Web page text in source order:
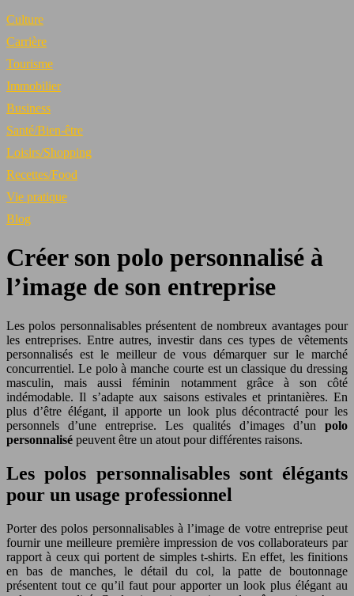
Culture
Carrière
Tourisme
Immobilier
Business
Santé/Bien-être
Loisirs/Shopping
Recettes/Food
Vie pratique
Blog
Créer son polo personnalisé à
l’image de son entreprise
Les polos personnalisables présentent de nombreux avantages pour
les entreprises. Entre autres, investir dans ces types de vêtements
personnalisés est le meilleur de vous démarquer sur le marché
concurrentiel. Le polo à manche courte est un classique du dressing
masculin, mais aussi féminin notamment grâce à son côté
indémodable. Il s’adapte aux saisons estivales et printanières. En
plus d’être élégant, il apporte un look plus décontracté pour les
personnels d’une entreprise. Les qualités d’images d’un polo
personnalisé peuvent être un atout pour différentes raisons.
Les polos personnalisables sont élégants
pour un usage professionnel
Porter des polos personnalisables à l’image de votre entreprise peut
fournir une meilleure première impression de vos collaborateurs par
rapport à ceux qui portent de simples t-shirts. En effet, les finitions
en bas de manches, le détail du col, la patte de boutonnage
présentent tout ce qu’il faut pour apporter un look plus élégant au